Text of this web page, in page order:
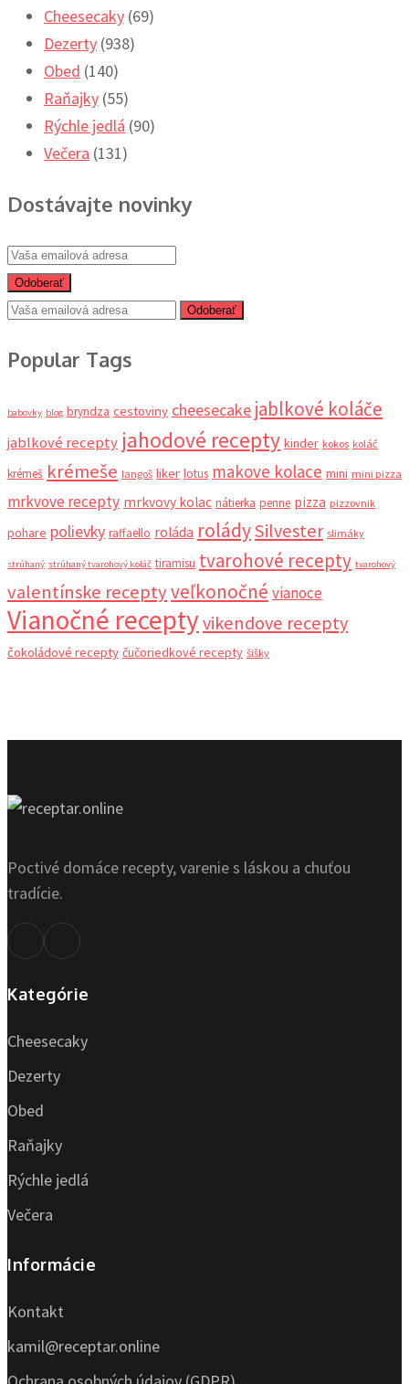
Cheesecaky (69)
Dezerty (938)
Obed (140)
Raňajky (55)
Rýchle jedlá (90)
Večera (131)
Dostávajte novinky
Odoberať
Odoberať
Popular Tags
babovky blog bryndza cestoviny cheesecake jablkové koláče
jablkové recepty jahodové recepty kinder kokos koláč
krémeš krémeše langoš liker lotus makove kolace mini mini pizza
mrkvove recepty mrkvovy kolac nátierka penne pizza pizzovnik
pohare polievky raffaello roláda roládySilvester slimáky
strúhaný strúhaný tvarohový koláč tiramisu tvarohové recepty tvarohový
valentínske receptyveľkonočné vianoce
Vianočné receptyvikendove recepty
čokoládové recepty čučoriedkové recepty šišky
Poctivé domáce recepty, varenie s láskou a chuťou
tradície.
Kategórie
Cheesecaky
Dezerty
Obed
Raňajky
Rýchle jedlá
Večera
Informácie
Kontakt
kamil@receptar.online